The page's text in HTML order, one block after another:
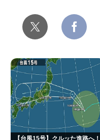
【台風15号】クルッた進路へ！